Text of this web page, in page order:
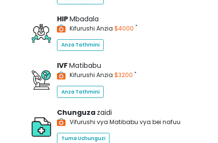
HIPMbadala
Kifurushi Anzia $4000 *
Anza Tathmini
IVFMatibabu
Kifurushi Anzia $3200 *
Anza Tathmini
Chunguza zaidi
Vifurushi vya Matibabu vya bei nafuu
Tuma Uchunguzi